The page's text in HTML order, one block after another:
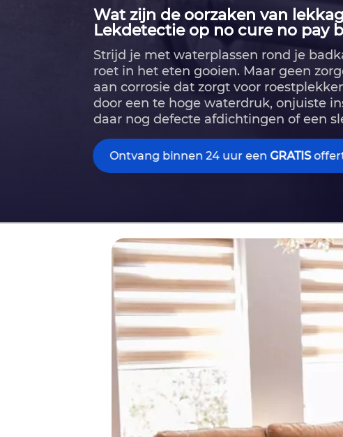
Wat zijn de oorzaken van
Lekdetectie op no cure no pay
Strijd je met waterplassen rond je
roet in het eten gooien.​ Maar geen
aan corrosie dat zorgt voor
door een te hoge waterdruk, onjuiste
daar nog defecte afdichtingen of een
Ontvang binnen 24 uur eenGRATIS